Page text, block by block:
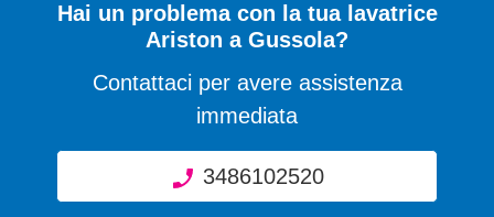
Hai un problema con la tua lavatrice
Ariston a Gussola?
Contattaci per avere assistenza
immediata
3486102520